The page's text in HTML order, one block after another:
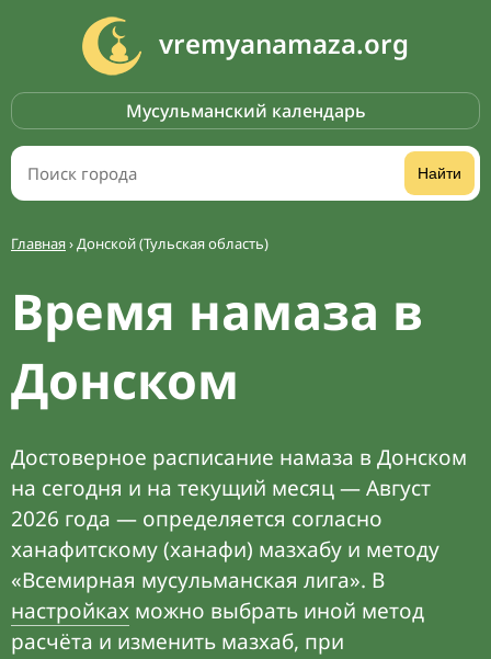
vremyanamaza.org
Мусульманский календарь
Найти
Главная›Донской (Тульская область)
Время намаза в
Донском
Достоверное расписание намаза в Донском
на сегодня и на текущий месяц — Август
2026 года — определяется согласно
ханафитскому (ханафи) мазхабу и методу
«Всемирная мусульманская лига». В
настройках можно выбрать иной метод
расчёта и изменить мазхаб, при